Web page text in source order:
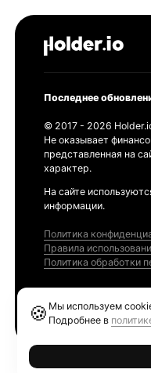
Последнее
© 2017 - 2026
Не оказывает
представленная на
характер.
На сайте
информации.
Политика
Правила
Политика обработки
🍪 Мы используем
Подробнее в
Ethereum GAS Tracker